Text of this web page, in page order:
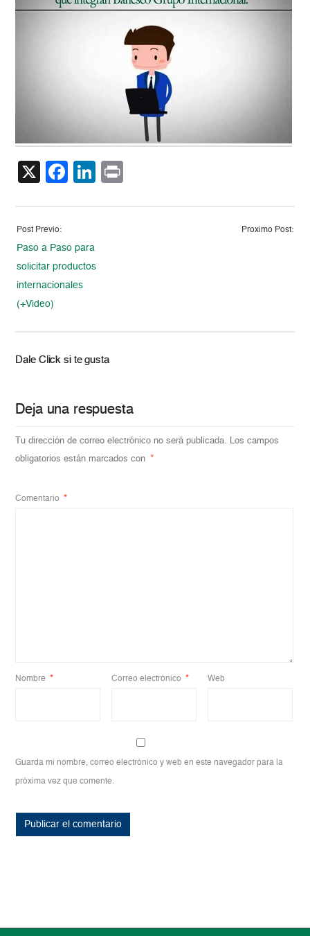
X Facebook
LinkedIn
Post Previo:
Paso a Paso para
solicitar productos
internacionales
(+Video)
Proximo Post:
Dale Click si te gusta
Deja una respuesta
Tu dirección de correo electrónico no será publicada. Los campos
obligatorios están marcados con *
Comentario *
Nombre * Correo electrónico * Web
Guarda mi nombre, correo electrónico y web en este navegador para la
próxima vez que comente.